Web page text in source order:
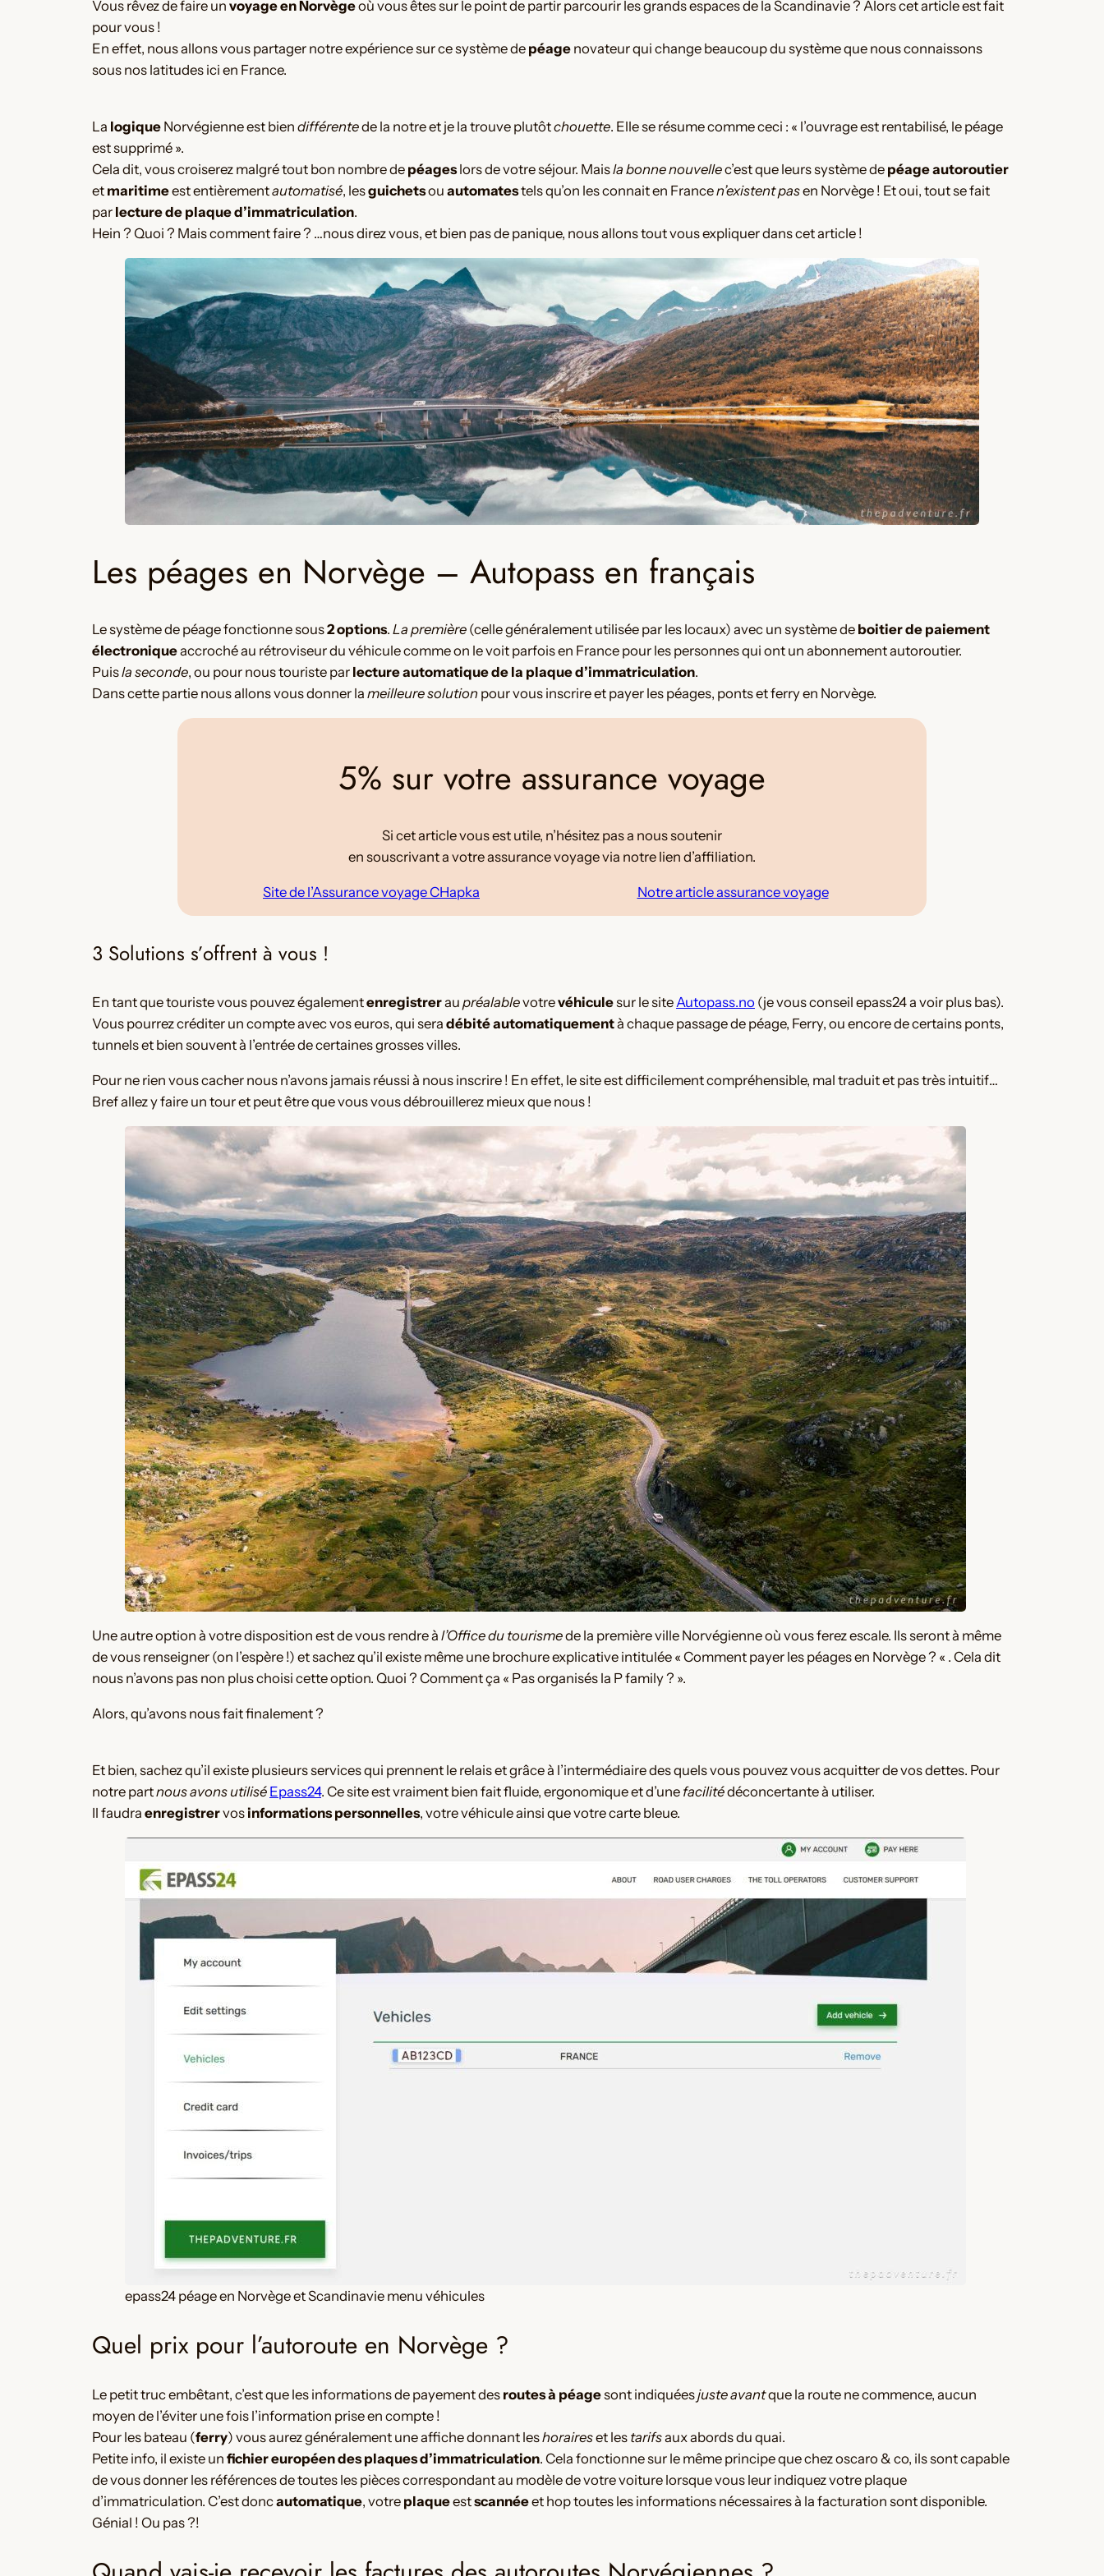
Vous rêvez de faire un voyage en Norvègeoù vous êtes sur le point de partir parcourir les grands espaces de la Scandinavie ? Alors cet article est fait
pour vous !
En effet, nous allons vous partager notre expérience sur ce système de péage novateur qui change beaucoup du système que nous connaissons
sous nos latitudes ici en France.
La logique Norvégienne est bien différentede la notre et je la trouve plutôtchouette. Elle se résume comme ceci : « l’ouvrage est rentabilisé, le péage
est supprimé ».
Cela dit, vous croiserez malgré tout bon nombre de péageslors de votre séjour. Maisla bonne nouvellec’est que leurs système de péage autoroutier
et maritimeest entièrementautomatisé, lesguichetsou automatestels qu’on les connait en Francen’existent pasen Norvège ! Et oui, tout se fait
par lecture de plaque d’immatriculation.
Hein ? Quoi ? Mais comment faire ? …nous direz vous, et bien pas de panique, nous allons tout vous expliquer dans cet article !
Les péages en Norvège – Autopass en français
Le système de péage fonctionne sous2 options. La première (celle généralement utilisée par les locaux) avec un système de boitier de paiement
électroniqueaccroché au rétroviseur du véhicule comme on le voit parfois en France pour les personnes qui ont un abonnement autoroutier.
Puisla seconde, ou pour nous touriste par lecture automatique de la plaque d’immatriculation.
Dans cette partie nous allons vous donner la meilleure solution pour vous inscrire et payer les péages, ponts et ferry en Norvège.
5% sur votre assurance voyage
Si cet article vous est utile, n’hésitez pas a nous soutenir
en souscrivant a votre assurance voyage via notre lien d’affiliation.
Site de l’Assurance voyage CHapka Notre article assurance voyage
3 Solutions s’offrent à vous !
En tant que touriste vous pouvez égalementenregistrerau préalablevotrevéhiculesur le site Autopass.no (je vous conseil epass24 a voir plus bas).
Vous pourrez créditer un compte avec vos euros, qui sera débité automatiquementà chaque passage de péage, Ferry, ou encore de certains ponts,
tunnels et bien souvent à l’entrée de certaines grosses villes.
Pour ne rien vous cacher nous n’avons jamais réussi à nous inscrire ! En effet, le site est difficilement compréhensible, mal traduit et pas très intuitif…
Bref allez y faire un tour et peut être que vous vous débrouillerez mieux que nous !
Une autre option à votre disposition est de vous rendre à l’Office du tourismede la première ville Norvégienne où vous ferez escale. Ils seront à même
de vous renseigner (on l’espère !) et sachez qu’il existe même une brochure explicative intitulée « Comment payer les péages en Norvège ? « . Cela dit
nous n’avons pas non plus choisi cette option. Quoi ? Comment ça « Pas organisés la P family ? ».
Alors, qu’avons nous fait finalement ?
Et bien, sachez qu’il existe plusieurs services qui prennent le relais et grâce à l’intermédiaire des quels vous pouvez vous acquitter de vos dettes. Pour
notre partnous avons utilisé Epass24. Ce site est vraiment bien fait fluide, ergonomique et d’une facilitédéconcertante à utiliser.
Il faudra enregistrervos informations personnelles, votre véhicule ainsi que votre carte bleue.
epass24 péage en Norvège et Scandinavie menu véhicules
Quel prix pour l’autoroute en Norvège ?
Le petit truc embêtant, c’est que les informations de payement des routes à péagesont indiquéesjuste avantque la route ne commence, aucun
moyen de l’éviter une fois l’information prise en compte !
Pour les bateau (ferry) vous aurez généralement une affiche donnant leshoraireset les tarifsaux abords du quai.
Petite info, il existe un fichier européen des plaques d’immatriculation. Cela fonctionne sur le même principe que chez oscaro & co, ils sont capable
de vous donner les références de toutes les pièces correspondant au modèle de votre voiture lorsque vous leur indiquez votre plaque
d’immatriculation. C’est doncautomatique, votre plaqueestscannéeet hop toutes les informations nécessaires à la facturation sont disponible.
Génial ! Ou pas ?!